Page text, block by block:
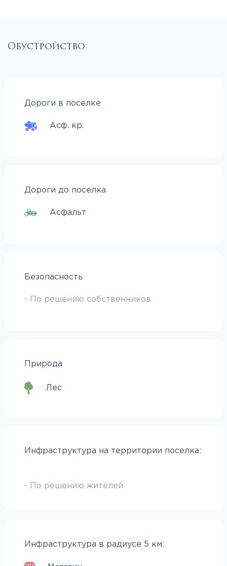
Обустройство
Дороги в поселке
Асф. кр.
Дороги до поселка
Асфальт
Безопасность
- По решению собственников
Природа
Лес
Инфраструктура на территории поселка:
- По решению жителей
Инфраструктура в радиусе 5 км: